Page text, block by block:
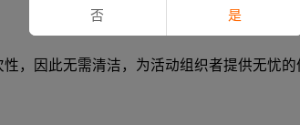
，因此无需清洁，为活动组织者提供无忧
否 是